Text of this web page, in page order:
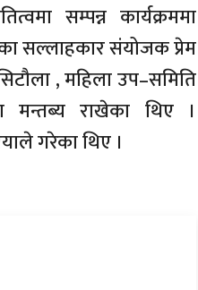
सम्पन्न कार्यक्रममा
सल्लाहकार संयोजक प्रेम
, महिला उप–समिति
मन्तब्य राखेका थिए ।
गरेका थिए ।